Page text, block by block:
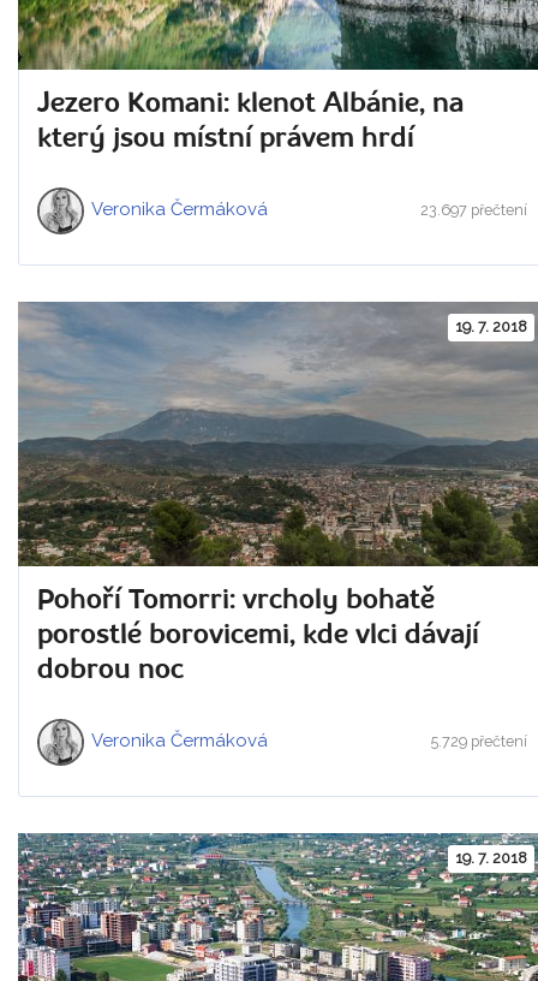
Jezero Komani: klenot Albánie, na
který jsou místní právem hrdí
Veronika Čermáková 23.697 přečtení
19. 7. 2018
Pohoří Tomorri: vrcholy bohatě
porostlé borovicemi, kde vlci dávají
dobrou noc
Veronika Čermáková 5.729 přečtení
19. 7. 2018